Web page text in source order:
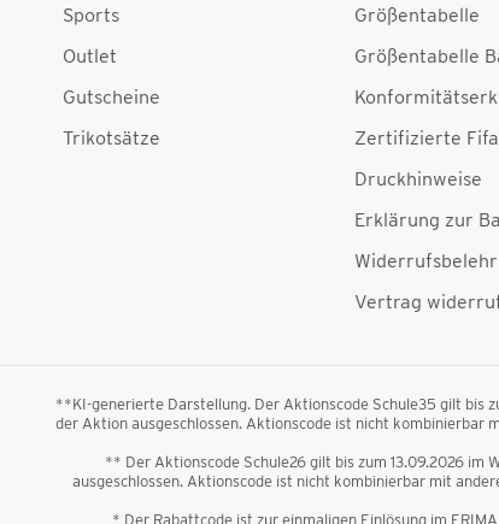
Sports
Outlet
Gutscheine
Trikotsätze
Größentabelle
Größentabelle
Zertifizierte
Druckhinweise
Erklärung zur
Vertrag
**KI-generierte Darstellung. Der Aktionscode Schule35 gilt bis
der Aktion ausgeschlossen. Aktionscode ist nicht kombinierbar
** Der Aktionscode Schule26 gilt bis zum 13.09.2026
ausgeschlossen. Aktionscode ist nicht kombinierbar mit
* Der Rabattcode ist zur einmaligen Einlösung im